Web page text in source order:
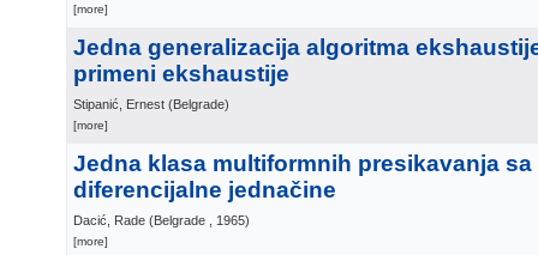
[more]
Jedna generalizacija algoritma
primeni ekshaustije
Stipanić, Ernest (Belgrade)
[more]
Jedna klasa multiformnih presikavanja
diferencijalne jednačine
Dacić, Rade (Belgrade , 1965)
[more]